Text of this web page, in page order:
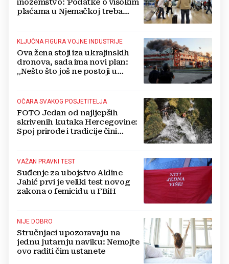
inozemstvo: 'Podatke o visokim
plaćama u Njemačkoj treba
KLJUČNA FIGURA VOJNE INDUSTRIJE
Ova žena stoji iza ukrajinskih
dronova, sada ima novi plan:
„Nešto što još ne postoji u
OČARA SVAKOG POSJETITELJA
FOTO Jedan od najljepših
skrivenih kutaka Hercegovine:
Spoj prirode i tradicije čini
destinacijom
VAŽAN PRAVNI TEST
Suđenje za ubojstvo Aldine
Jahić prvi je veliki test novog
zakona o femicidu u FBiH
NIJE DOBRO
Stručnjaci upozoravaju na
jednu jutarnju naviku: Nemojte
ovo raditi čim ustanete